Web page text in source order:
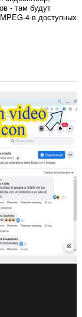
- там будут
4 в доступных